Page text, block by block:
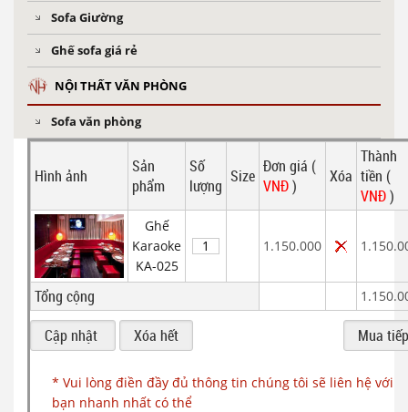
Sofa Giường
Ghế sofa giá rẻ
NỘI THẤT VĂN PHÒNG
Sofa văn phòng
Hình ảnh
Sản
phẩm
Số
lượng Size Đơn giá (
VNĐ) Xóa
Thành
tiền (
VNĐ)
Ghế
Karaoke
KA-025
1.150.000
Tổng cộng
* Vui lòng điền đầy đủ thông tin chúng tôi sẽ liên hệ với
bạn nhanh nhất có thể